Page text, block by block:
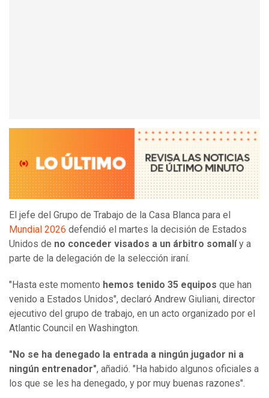
El jefe del Grupo de Trabajo de la Casa Blanca para el
Mundial 2026 defendió el martes la decisión de Estados
Unidos de no conceder visados a un árbitro somalíy a
parte de la delegación de la selección iraní.
"Hasta este momento hemos tenido 35 equipos que han
venido a Estados Unidos", declaró Andrew Giuliani, director
ejecutivo del grupo de trabajo, en un acto organizado por el
Atlantic Council en Washington.
"No se ha denegado la entrada a ningún jugador ni a
ningún entrenador", añadió. "Ha habido algunos oficiales a
los que se les ha denegado, y por muy buenas razones".